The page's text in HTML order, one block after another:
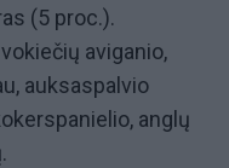
(5 proc.).
aviganio,
auksaspalvio
anglų